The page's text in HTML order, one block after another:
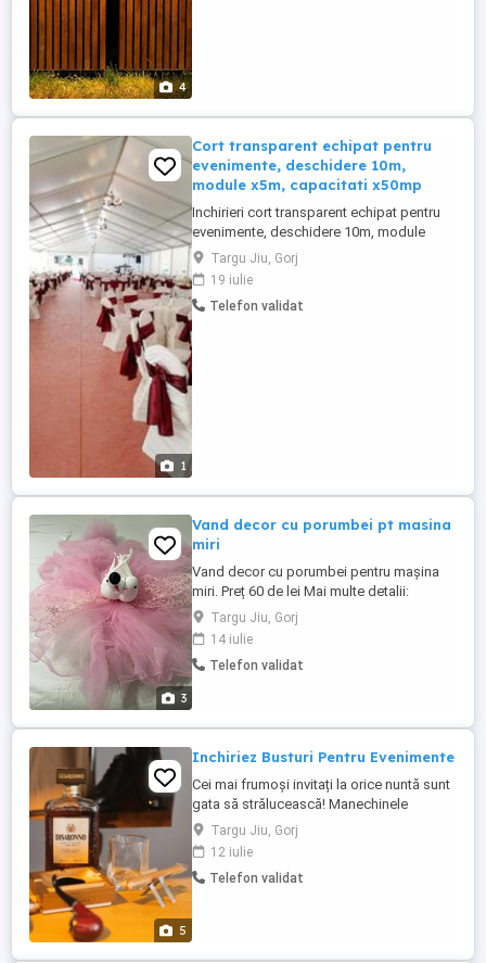
4
1
Cort transparent echipat pentru
evenimente, deschidere 10m,
module x5m, capacitati x50mp
Inchirieri cort transparent echipat pentru
evenimente, deschidere 10m, module
x5m, capacitati x50mp Bucură-te de un
eveniment memorabil și plin de rafinament
cu ajutorul cortului nostru de închiriat,
complet echipat pentru a satisface cele
Targu Jiu, Gorj
19 iulie
Telefon validat
3
Vand decor cu porumbei pt masina
miri
Vand decor cu porumbei pentru mașina
miri. Preț 60 de lei Mai multe detalii:
Targu Jiu, Gorj
14 iulie
Telefon validat
5
Inchiriez Busturi Pentru Evenimente
Cei mai frumoși invitați la orice nuntă sunt
gata să strălucească! Manechinele
noastre Mireasă și Mire caută un loc unde
să aducă un plus de eleganță și
romantism! Perfecte pentru: Magazine de
rochii de nuntă Studiouri foto Evenimente
Targu Jiu, Gorj
12 iulie
Telefon validat